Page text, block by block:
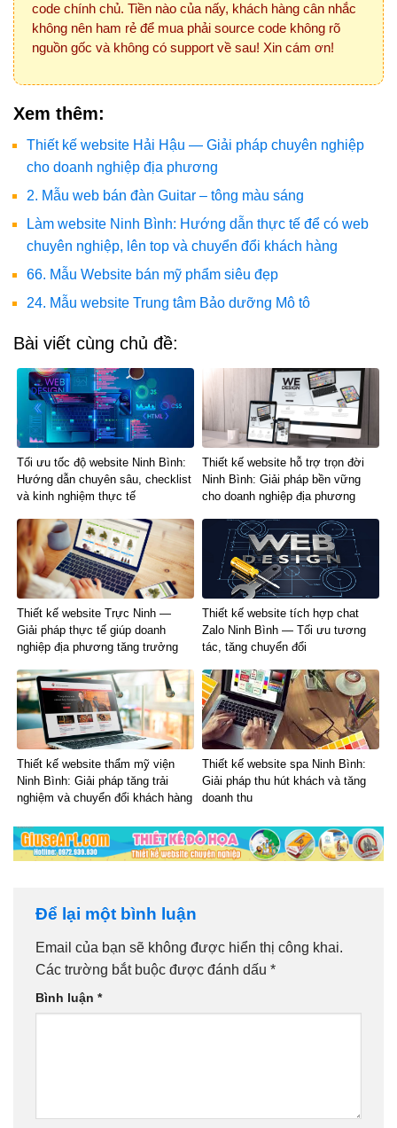
code chính chủ. Tiền nào của nấy, khách hàng cân nhắc
không nên ham rẻ để mua phải source code không rõ
nguồn gốc và không có support về sau! Xin cám ơn!
Xem thêm:
Thiết kế website Hải Hậu — Giải pháp chuyên nghiệp
cho doanh nghiệp địa phương
2. Mẫu web bán đàn Guitar – tông màu sáng
Làm website Ninh Bình: Hướng dẫn thực tế để có web
chuyên nghiệp, lên top và chuyển đổi khách hàng
66. Mẫu Website bán mỹ phẩm siêu đẹp
24. Mẫu website Trung tâm Bảo dưỡng Mô tô
Bài viết cùng chủ đề:
Tối ưu tốc độ website Ninh Bình:
Hướng dẫn chuyên sâu, checklist
và kinh nghiệm thực tế
Thiết kế website hỗ trợ trọn đời
Ninh Bình: Giải pháp bền vững
cho doanh nghiệp địa phương
Thiết kế website Trực Ninh —
Giải pháp thực tế giúp doanh
nghiệp địa phương tăng trưởng
Thiết kế website tích hợp chat
Zalo Ninh Bình — Tối ưu tương
tác, tăng chuyển đổi
Thiết kế website thẩm mỹ viện
Ninh Bình: Giải pháp tăng trải
nghiệm và chuyển đổi khách hàng
Thiết kế website spa Ninh Bình:
Giải pháp thu hút khách và tăng
doanh thu
Để lại một bình luận
Email của bạn sẽ không được hiển thị công khai.
Các trường bắt buộc được đánh dấu *
Bình luận *